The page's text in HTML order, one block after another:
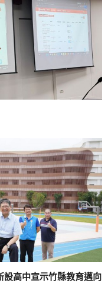
高中宣示竹縣教育邁向